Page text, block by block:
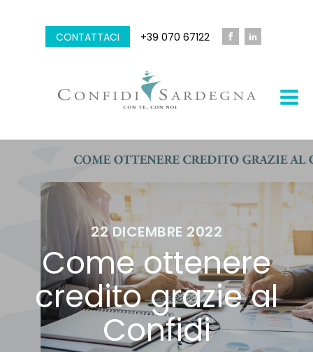
CONTATTACI +39 070 67122
22 DICEMBRE 2022
Come ottenere
credito grazie al
Confidi